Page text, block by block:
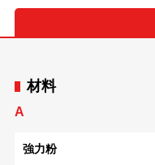
材料
A
強力粉